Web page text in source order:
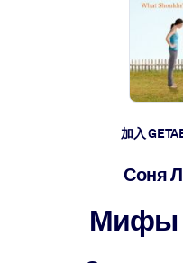
让团队更轻松地共同学习
技能提升与重塑
培养您的员工应对未来挑
加入
Соня
Мифы